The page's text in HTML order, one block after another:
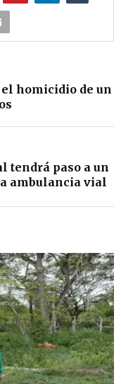
homicidio de un
tendrá paso a un
ambulancia vial